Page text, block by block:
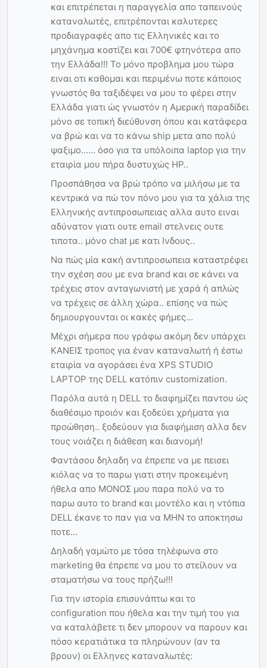
και επιτρέπεται η παραγγελία απο ταπεινούς
καταναλωτές, επιτρέπονται καλυτερες
προδιαγραφές απο τις Ελληνικές και το
μηχάνημα κοστίζει και 700€ φτηνότερα απο
την Ελλάδα!!! Το μόνο προβλημα μου τώρα
ειναι οτι καθομαι και περιμένω ποτε κάποιος
γνωστός θα ταξιδέψει να μου το φέρει στην
Ελλάδα γιατι ώς γνωστόν η Αμερική παραδίδει
μόνο σε τοπική διεύθυνση όπου και κατάφερα
να βρώ και να το κάνω ship μετα απο πολύ
ψαξιμο…… όσο για τα υπόλοιπα laptop για την
εταιρία μου πήρα δυστυχώς HP..
Προσπάθησα να βρώ τρόπο να μιλήσω με τα
κεντρικά να πώ τον πόνο μου για τα χάλια της
Ελληνικής αντιπροσωπειας αλλα αυτο ειναι
αδύνατον γιατι ουτε email στελνεις ουτε
τιποτα.. μόνο chat με κατι Ινδους..
Να πώς μία κακή αντιπροσωπεια καταστρέφει
την σχέση σου με ενα brand και σε κάνει να
τρέχεις στον ανταγωνιστή με χαρά ή απλώς
να τρέχεις σε άλλη χώρα.. επίσης να πώς
δημιουργουνται οι κακές φήμες…
Μέχρι σήμερα που γράφω ακόμη δεν υπάρχει
ΚΑΝΕΙΣ τροπος για έναν καταναλωτή ή έστω
εταιρία να αγοράσει ένα XPS STUDIO
LAPTOP της DELL κατόπιν customization.
Παρόλα αυτά η DELL το διαφημίζει παντου ώς
διαθέσιμο προιόν και ξοδεύει χρήματα για
προώθηση.. ξοδεύουν για διαφήμιση αλλα δεν
τους νοιάζει η διάθεση και διανομή!
Φαντάσου δηλαδη να έπρεπε να με πεισει
κιόλας να το παρω γιατι στην προκειμένη
ήθελα απο ΜΟΝΟΣ μου παρα πολύ να το
παρω αυτο το brand και μοντέλο και η ντόπια
DELL έκανε το παν για να ΜΗΝ το αποκτησω
ποτε…
Δηλαδή γαμώτο με τόσα τηλέφωνα στο
marketing θα έπρεπε να μου το στείλουν να
σταματήσω να τους πρήζω!!!
Για την ιστορία επισυνάπτω και το
configuration που ήθελα και την τιμή του για
να καταλάβετε τι δεν μπορουν να παρουν και
πόσο κερατιάτικα τα πληρώνουν (αν τα
βρουν) οι Ελληνες καταναλωτές: